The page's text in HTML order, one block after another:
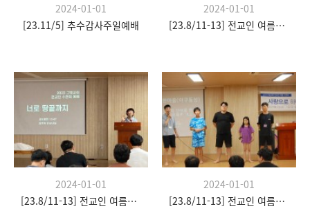
2024-01-01
[23.11/5] 추수감사주일예배
2024-01-01
[23.8/11-13] 전교인 여름수련회
2024-01-01
[23.8/11-13] 전교인 여름수련회
2024-01-01
[23.8/11-13] 전교인 여름수련회